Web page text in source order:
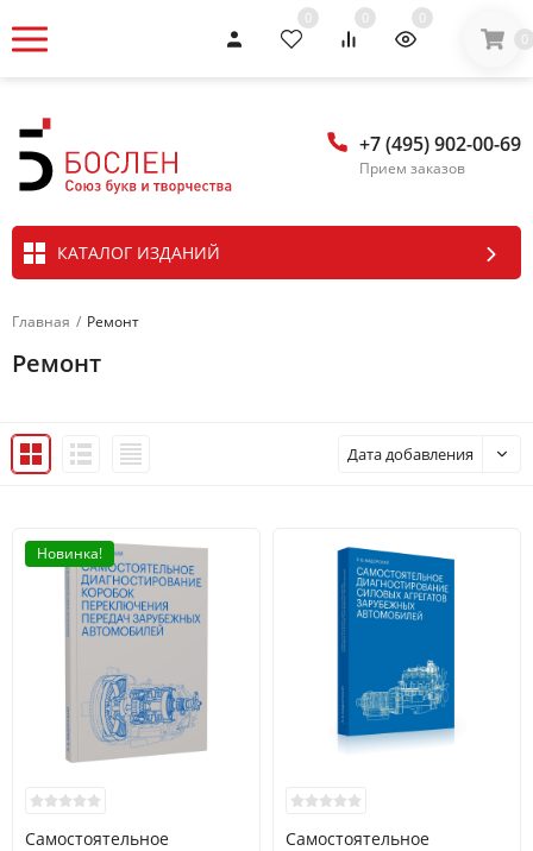
0 0
0
0
+7 (495) 902-00-69
Прием заказов
КАТАЛОГ ИЗДАНИЙ
Главная / Ремонт
Ремонт
Дата добавления
Новинка!
Самостоятельное
Самостоятельное